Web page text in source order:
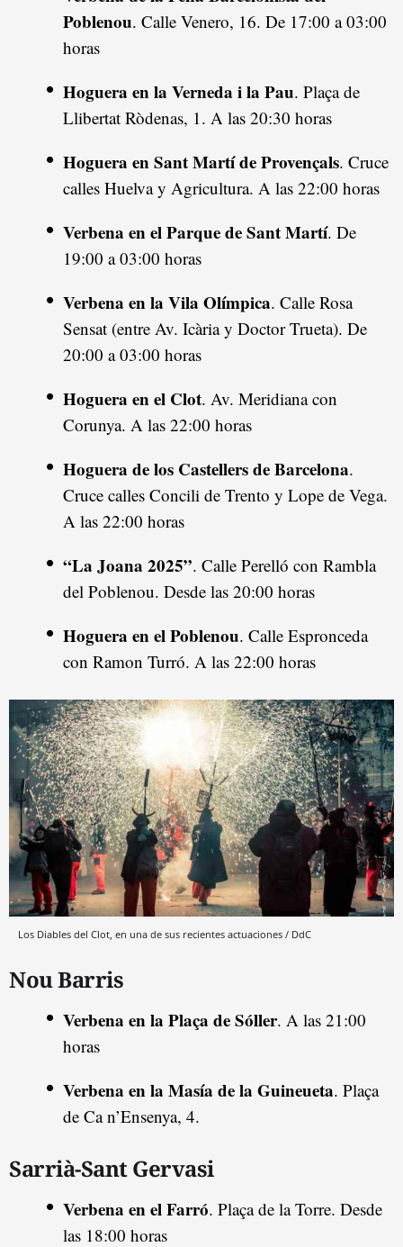
Poblenou. Calle Venero, 16. De 17:00 a 03:00
horas
Hoguera en la Verneda i la Pau. Plaça de
Llibertat Ròdenas, 1. A las 20:30 horas
Hoguera en Sant Martí de Provençals. Cruce
calles Huelva y Agricultura. A las 22:00 horas
Verbena en el Parque de Sant Martí. De
19:00 a 03:00 horas
Verbena en la Vila Olímpica. Calle Rosa
Sensat (entre Av. Icària y Doctor Trueta). De
20:00 a 03:00 horas
Hoguera en el Clot. Av. Meridiana con
Corunya. A las 22:00 horas
Hoguera de los Castellers de Barcelona.
Cruce calles Concili de Trento y Lope de Vega.
A las 22:00 horas
“La Joana 2025”. Calle Perelló con Rambla
del Poblenou. Desde las 20:00 horas
Hoguera en el Poblenou. Calle Espronceda
con Ramon Turró. A las 22:00 horas
Los Diables del Clot, en una de sus recientes actuaciones / DdC
Nou Barris
Verbena en la Plaça de Sóller. A las 21:00
horas
Verbena en la Masía de la Guineueta. Plaça
de Ca n’Ensenya, 4.
Sarrià-Sant Gervasi
Verbena en el Farró. Plaça de la Torre. Desde
las 18:00 horas